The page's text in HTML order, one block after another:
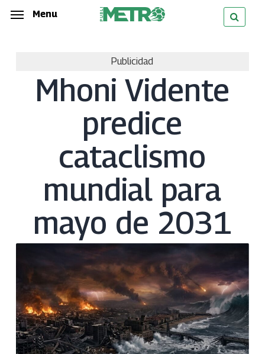
Skip
Menu
Publicidad
Mhoni Vidente
predice
cataclismo
mundial para
mayo de 2031
Menu